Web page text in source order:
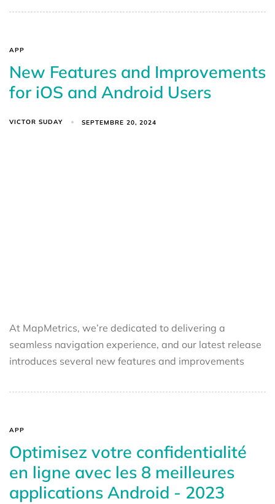
APP
New Features and Improvements
for iOS and Android Users
VICTOR SUDAY SEPTEMBRE 20, 2024
At MapMetrics, we’re dedicated to delivering a
seamless navigation experience, and our latest release
introduces several new features and improvements
APP
Optimisez votre confidentialité
en ligne avec les 8 meilleures
applications Android - 2023